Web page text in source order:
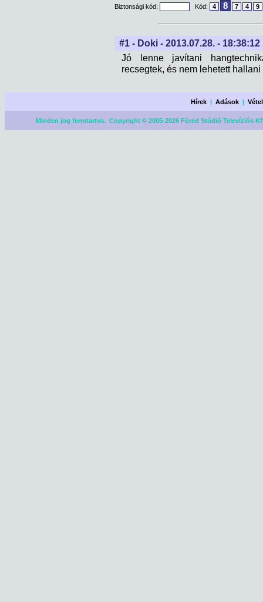
Biztonsági kód:
Kód: 4 8 7 4 9
#1 - Doki - 2013.07.28. - 18:38:12
Jó lenne javítani
recsegtek, és nem lehetett
Hírek |Adások |
Minden jog fenntartva. Copyright © 2005-2026 Füred Stúdió Televíziós